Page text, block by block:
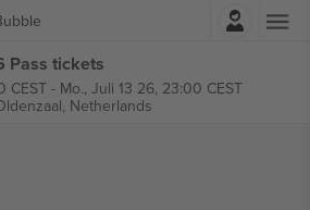
Pass tickets
CEST- Mo., Juli 13 26, 23:00 CEST
Netherlands